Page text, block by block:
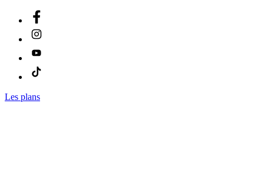
Les plans